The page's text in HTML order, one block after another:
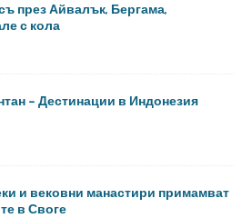
през Айвалък, Бергама,
с кола
– Дестинации в Индонезия
и вековни манастири примамват
в Своге